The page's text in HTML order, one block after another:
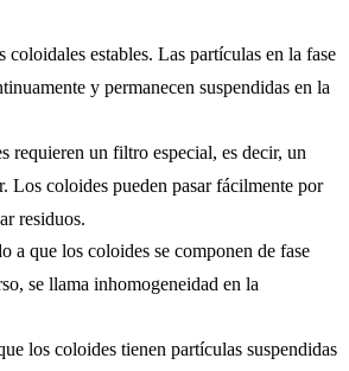
coloidales estables. Las partículas en la fase
y permanecen suspendidas en la
requieren un filtro especial, es decir, un
Los coloides pueden pasar fácilmente por
residuos.
a que los coloides se componen de fase
se llama inhomogeneidad en la
los coloides tienen partículas suspendidas